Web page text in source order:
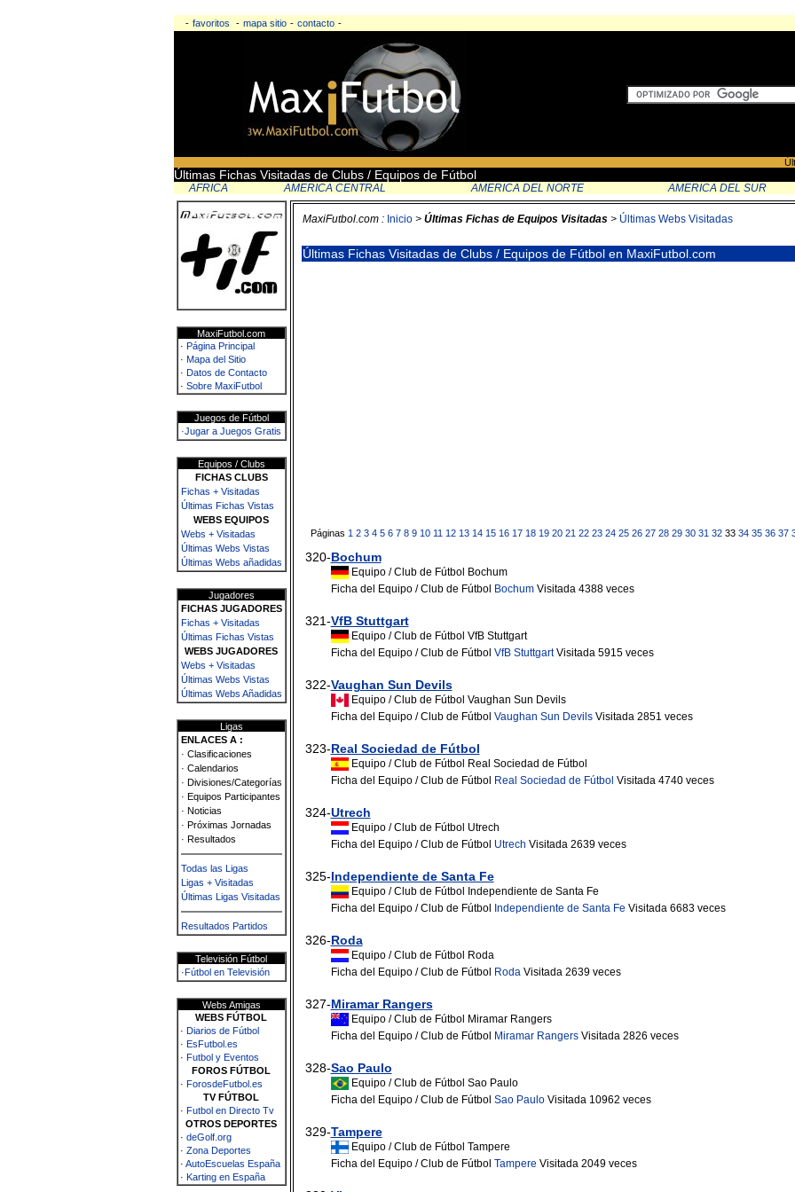
- favoritos - mapa sitio - contacto -
Últimas Fichas Visitadas de Clubs / Equipos de Fútbol
AFRICA AMERICA CENTRAL AMERICA DEL NORTE AMERICA DEL SUR
MaxiFutbol.com
· Página Principal
· Mapa del Sitio
· Datos de Contacto
· Sobre MaxiFutbol
Juegos de Fútbol
·Jugar a Juegos Gratis
Equipos / Clubs
FICHAS CLUBS
Fichas + Visitadas
Últimas Fichas Vistas
WEBS EQUIPOS
Webs + Visitadas
Últimas Webs Vistas
Últimas Webs añadidas
Jugadores
FICHAS JUGADORES
Fichas + Visitadas
Últimas Fichas Vistas
WEBS JUGADORES
Webs + Visitadas
Últimas Webs Vistas
Últimas Webs Añadidas
Ligas
ENLACES A :
· Clasificaciones
· Calendarios
· Divisiones/Categorías
· Equipos Participantes
· Noticias
· Próximas Jornadas
· Resultados
Todas las Ligas
Ligas + Visitadas
Últimas Ligas Visitadas
Resultados Partidos
Televisión Fútbol
·Fútbol en Televisión
Webs Amigas
WEBS FÚTBOL
· Diarios de Fútbol
· EsFutbol.es
· Futbol y Eventos
FOROS FÚTBOL
· ForosdeFutbol.es
TV FÚTBOL
· Futbol en Directo Tv
OTROS DEPORTES
· deGolf.org
· Zona Deportes
· AutoEscuelas España
· Karting en España
MaxiFutbol.com : Inicio> Últimas Fichas de Equipos Visitadas >Últimas Webs Visitadas
Últimas Fichas Visitadas de Clubs / Equipos de Fútbol en MaxiFutbol.com
Páginas 1 2 3 4 5 6 7 8 9 10 11 12 13 14 15 16 17 18 19 20 21 22 23 24 25 26 27 28 29 30 31 3233 34 35 36 37
320-Bochum
Equipo / Club de Fútbol Bochum
Ficha del Equipo / Club de Fútbol BochumVisitada 4388 veces
321-VfB Stuttgart
Equipo / Club de Fútbol VfB Stuttgart
Ficha del Equipo / Club de Fútbol VfB StuttgartVisitada 5915 veces
322-Vaughan Sun Devils
Equipo / Club de Fútbol Vaughan Sun Devils
Ficha del Equipo / Club de Fútbol Vaughan Sun DevilsVisitada 2851 veces
323-Real Sociedad de Fútbol
Equipo / Club de Fútbol Real Sociedad de Fútbol
Ficha del Equipo / Club de Fútbol Real Sociedad de Fútbol Visitada 4740 veces
324-Utrech
Equipo / Club de Fútbol Utrech
Ficha del Equipo / Club de Fútbol Utrech Visitada 2639 veces
325-Independiente de Santa Fe
Equipo / Club de Fútbol Independiente de Santa Fe
Ficha del Equipo / Club de Fútbol
Independiente de Santa Fe Visitada 6683 veces
326-Roda
Equipo / Club de Fútbol Roda
Ficha del Equipo / Club de Fútbol RodaVisitada 2639 veces
327-Miramar Rangers
Equipo / Club de Fútbol Miramar Rangers
Ficha del Equipo / Club de Fútbol Miramar RangersVisitada 2826 veces
328-Sao Paulo
Equipo / Club de Fútbol Sao Paulo
Ficha del Equipo / Club de Fútbol Sao PauloVisitada 10962 veces
329-Tampere
Equipo / Club de Fútbol Tampere
Ficha del Equipo / Club de Fútbol Tampere Visitada 2049 veces